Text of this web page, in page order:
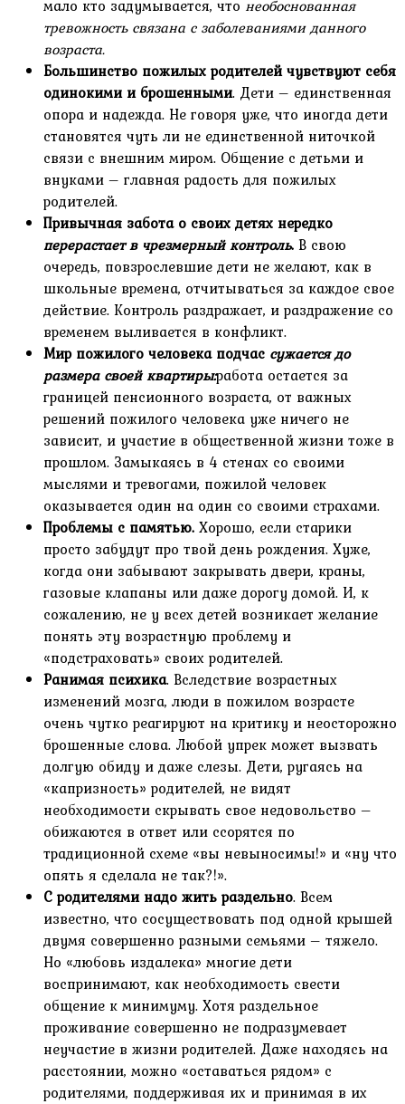
мало кто задумывается, что необоснованная
тревожность связана с заболеваниями данного
возраста.
Большинство пожилых родителей чувствуют себя
одинокими и брошенными. Дети – единственная
опора и надежда. Не говоря уже, что иногда дети
становятся чуть ли не единственной ниточкой
связи с внешним миром. Общение с детьми и
внуками – главная радость для пожилых
родителей.
Привычная забота о своих детях нередко
перерастает в чрезмерный контроль. В свою
очередь, повзрослевшие дети не желают, как в
школьные времена, отчитываться за каждое свое
действие. Контроль раздражает, и раздражение со
временем выливается в конфликт.
Мир пожилого человека подчас сужается до
размера своей квартиры:работа остается за
границей пенсионного возраста, от важных
решений пожилого человека уже ничего не
зависит, и участие в общественной жизни тоже в
прошлом. Замыкаясь в 4 стенах со своими
мыслями и тревогами, пожилой человек
оказывается один на один со своими страхами.
Проблемы с памятью. Хорошо, если старики
просто забудут про твой день рождения. Хуже,
когда они забывают закрывать двери, краны,
газовые клапаны или даже дорогу домой. И, к
сожалению, не у всех детей возникает желание
понять эту возрастную проблему и
«подстраховать» своих родителей.
Ранимая психика. Вследствие возрастных
изменений мозга, люди в пожилом возрасте
очень чутко реагируют на критику и неосторожно
брошенные слова. Любой упрек может вызвать
долгую обиду и даже слезы. Дети, ругаясь на
«капризность» родителей, не видят
необходимости скрывать свое недовольство –
обижаются в ответ или ссорятся по
традиционной схеме «вы невыносимы!» и «ну что
опять я сделала не так?!».
С родителями надо жить раздельно. Всем
известно, что сосуществовать под одной крышей
двумя совершенно разными семьями – тяжело.
Но «любовь издалека» многие дети
воспринимают, как необходимость свести
общение к минимуму. Хотя раздельное
проживание совершенно не подразумевает
неучастие в жизни родителей. Даже находясь на
расстоянии, можно «оставаться рядом» с
родителями, поддерживая их и принимая в их